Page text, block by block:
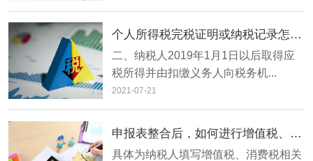
个人所得税完税证明或纳税记录怎么查询打印？
​二、纳税人2019年1月1日以后取得应
税所得并由扣缴义务人向税务机...
2021-07-21
申报表整合后，如何进行增值税、消费税及附加税费申报？
​具体为纳税人填写增值税、消费税相关